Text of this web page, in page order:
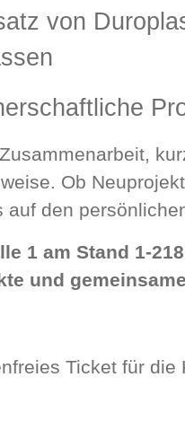
von
Ob
auf den
1 am Stand 1-
und
Ticket für